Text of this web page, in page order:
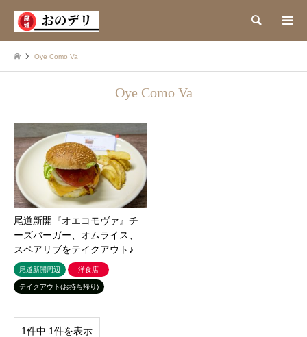
検索
Oye Como Va
Oye Como Va
尾道新開『オエコモヴァ』チ
ーズバーガー、オムライス、
スペアリブをテイクアウト♪
尾道新開周辺 洋食店
テイクアウト(お持ち帰り)
1件中 1件を表示